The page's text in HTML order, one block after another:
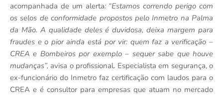
acompanhada de um alerta: “Estamos correndo perigo com
os selos de conformidade propostos pelo Inmetro na Palma
da Mão. A qualidade deles é duvidosa, deixa margem para
fraudes e o pior ainda está por vir: quem faz a verificação –
CREA e Bombeiros por exemplo – sequer sabe que houve
mudanças”, avisa o profissional. Especialista em segurança, o
ex-funcionário do Inmetro faz certificação com laudos para o
CREA e é consultor para empresas que atuam no mercado